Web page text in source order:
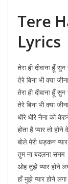
Tere
Lyrics
तेरा ही दीवाना हूँ
तेरे बिना भी क्या जीना
तेरा ही दीवाना हूँ
तेरे बिना भी क्या जीना
धीरे धीरे नैना को
होता है प्यार तो होने दे
बोले मेरी धड़कन
तुम ना बदलना सनम
ओह तुझे प्यार होने
हाँ मुझे प्यार होने लगा